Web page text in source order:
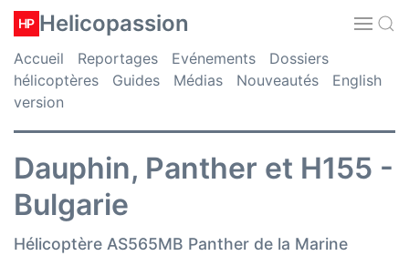
HP Helicopassion
Accueil Reportages Evénements
Dossiers
hélicoptères
Guides Médias Nouveautés
English
version
Dauphin, Panther et H155 -
Bulgarie
Hélicoptère AS565MB Panther de la Marine